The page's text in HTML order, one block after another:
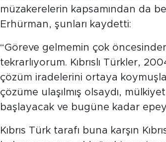
müzakerelerin kapsamından da
Erhürman, şunları kaydetti:
“Göreve gelmemin çok
tekrarlıyorum. Kıbrıslı Türkler,
çözüm iradelerini ortaya
çözüme ulaşılmış olsaydı,
başlayacak ve bugüne kadar
Kıbrıs Türk tarafı buna karşın